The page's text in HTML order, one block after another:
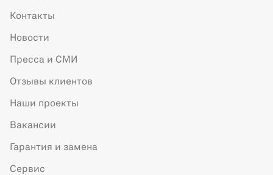
Контакты
Новости
Пресса и СМИ
Отзывы клиентов
Наши проекты
Вакансии
Гарантия и замена
Сервис